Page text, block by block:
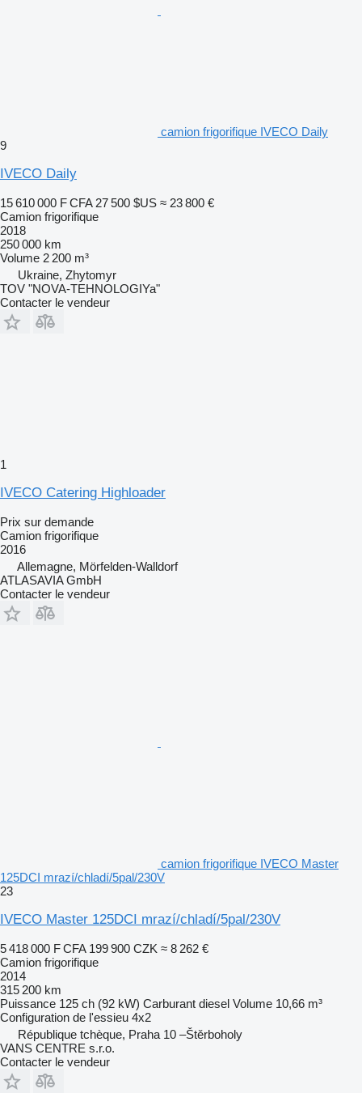
camion frigorifique IVECO Daily
9
IVECO Daily
15 610 000 F CFA 27 500 $US ≈ 23 800 €
Camion frigorifique
2018
250 000 km
Volume 2 200 m³
Ukraine, Zhytomyr
TOV "NOVA-TEHNOLOGIYa"
Contacter le vendeur
1
IVECO Catering Highloader
Prix sur demande
Camion frigorifique
2016
Allemagne, Mörfelden-Walldorf
ATLASAVIA GmbH
Contacter le vendeur
camion frigorifique IVECO Master
125DCI mrazí/chladí/5pal/230V
23
IVECO Master 125DCI mrazí/chladí/5pal/230V
5 418 000 F CFA 199 900 CZK ≈ 8 262 €
Camion frigorifique
2014
315 200 km
Puissance 125 ch (92 kW) Carburant diesel Volume 10,66 m³
Configuration de l'essieu 4x2
République tchèque, Praha 10 –Štěrboholy
VANS CENTRE s.r.o.
Contacter le vendeur